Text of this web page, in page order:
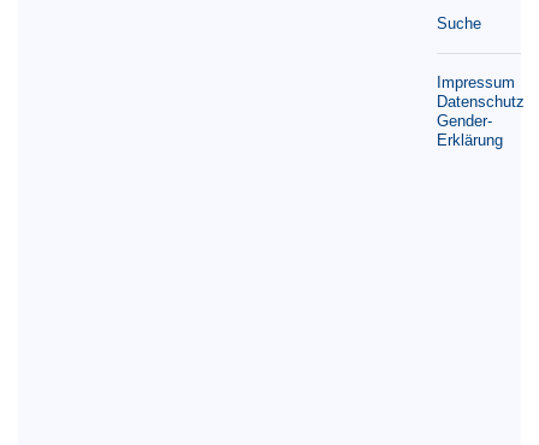
Suche
Impressum
Datenschutz
Gender-
Erklärung